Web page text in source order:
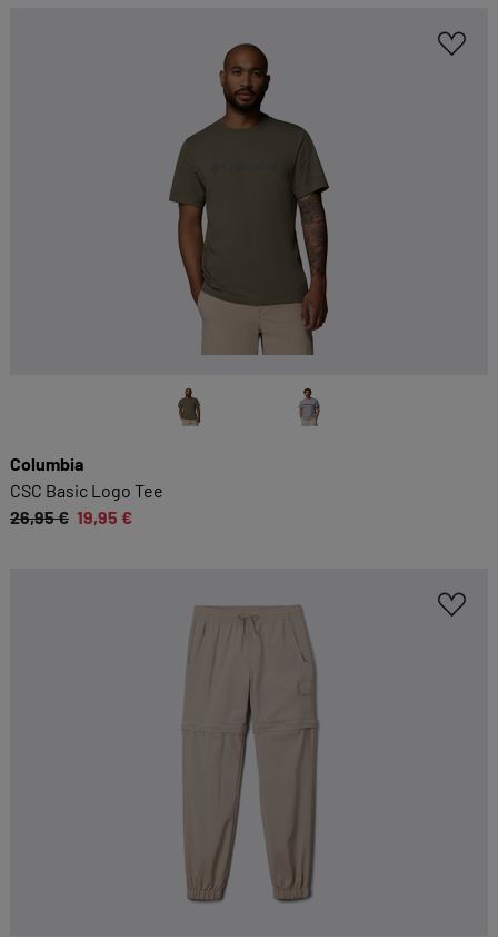
Speichern
Einwilligung nicht erteilen
ESSENZIELL
Essenzielle Cookies ermöglichen grundlegende
Funktionen und sind für die einwandfreie
Funktion dieses Onlineshops erforderlich.
Cookie-Informationen anzeigen
KOMFORTFUNKTIONEN
Wir möchten die Bedienung dieses Shops für
Sie möglichst komfortabel gestalten.
Inhalte von externen Dienstleistern wie Google,
Social-Media-Plattformen etc.
Cookie-Informationen anzeigen
Datenschutzerklärung
Columbia
CSC Basic Logo Tee
26,95 € 19,95 €